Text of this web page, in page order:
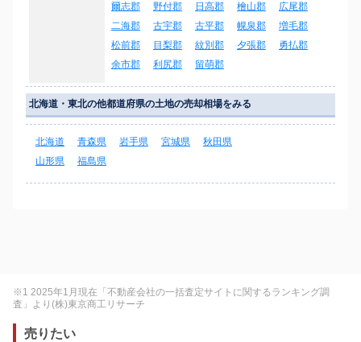
爾志郡
野付郡 日高郡 檜山郡
広尾郡
二海郡
古宇郡 古平郡 幌泉郡
増毛郡
松前郡
目梨郡 紋別郡 夕張郡
勇払郡
余市郡
利尻郡 留萌郡
北海道・東北の他都道府県の土地の売却相場をみる
北海道 青森県 岩手県 宮城県
秋田県
山形県
福島県
※1 2025年1月現在「不動産会社の一括査定サイトに関するランキング調
査」より(株)東京商工リサーチ
売りたい